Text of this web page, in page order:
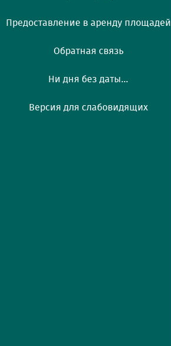
Предоставление в аренду площадей
Обратная связь
Ни дня без даты...
Версия для слабовидящих